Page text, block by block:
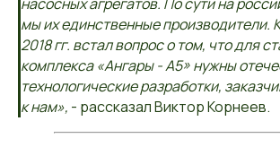
мы их единственные производители.
2018 гг. встал вопрос о том, что для
комплекса «Ангары - А5» нужны
технологические разработки,
к нам», - рассказал Виктор Корнеев.